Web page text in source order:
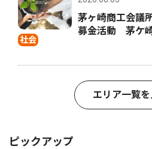
社会
茅ヶ崎商工会議
募金活動 茅ケ
エリア一覧を
ピックアップ